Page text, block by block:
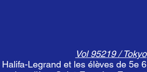
Vol 95219 / Tokyo
Halifa-Legrand et les élèves de 5e 6